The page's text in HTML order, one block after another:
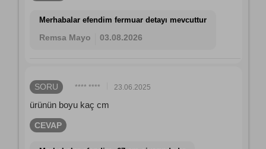
Merhabalar efendim fermuar detayı mevcuttur
Remsa Mayo 03.08.2026
SORU **** **** 23.06.2025
ürünün boyu kaç cm
CEVAP